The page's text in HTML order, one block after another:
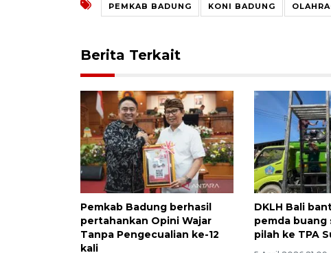
PEMKAB BADUNG KONI BADUNG
Berita Terkait
Pemkab Badung berhasil
pertahankan Opini Wajar
Tanpa Pengecualian ke-12
kali
DKLH Bali
pemda buang
pilah ke TPA